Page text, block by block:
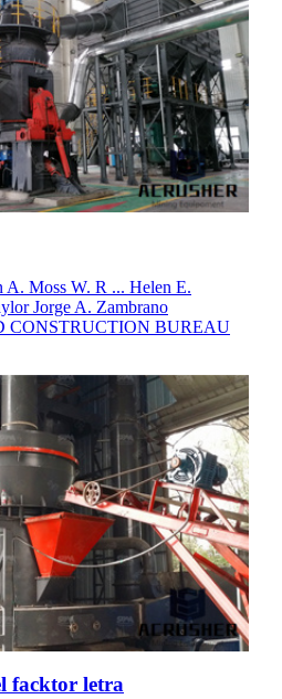
Moss W. R ... Helen E.
Jorge A. Zambrano
CONSTRUCTION BUREAU
facktor letra